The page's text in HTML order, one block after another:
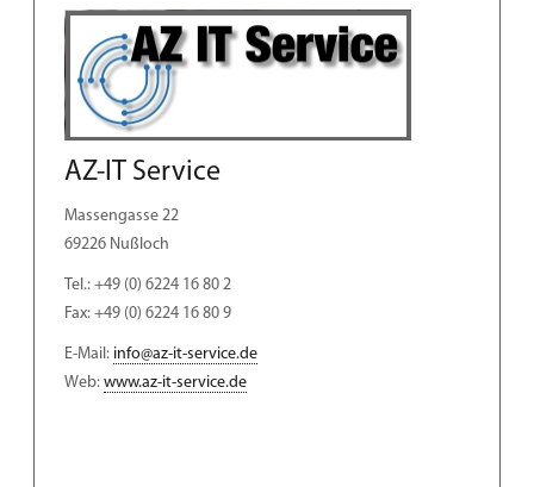
AZ-IT Service
Massengasse 22
69226 Nußloch
Tel.: +49 (0) 6224 16 80 2
Fax: +49 (0) 6224 16 80 9
E-Mail: info@az-it-service.de
Web:www.az-it-service.de